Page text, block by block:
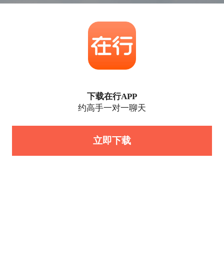
下载在行APP
约高手一对一聊天
立即下载